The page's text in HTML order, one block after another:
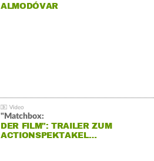
ALMODÓVAR
"Matchbox:
DER FILM": TRAILER ZUM
ACTIONSPEKTAKEL…